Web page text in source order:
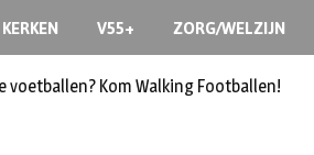
KERKEN V55+ ZORG/WELZIJN
voetballen? Kom Walking Footballen!